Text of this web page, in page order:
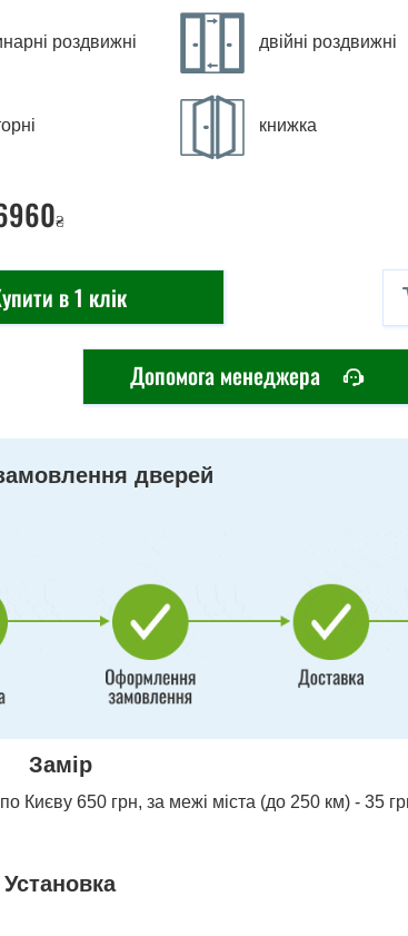
роздвижні двійні роздвижні
книжка
₴
в 1 клік
Допомога менеджера
дверей
Замір
Києву 650 грн, за межі міста (до 250 км) - 35
Установка